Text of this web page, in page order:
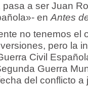
pasa a ser Juan
en Antes
no tenemos el
pero la
Civil
Guerra
del conflicto a